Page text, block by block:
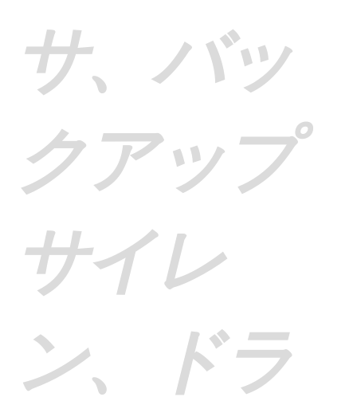
サ、バッ
クアップ
サイレ
ン、ドラ